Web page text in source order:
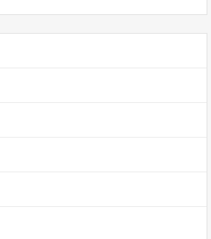
始终放不下晓萱。他努力
记忆，却发现随着时间的
渐模糊。
地思念着宇轩，她每天都